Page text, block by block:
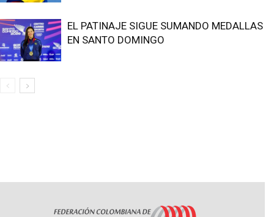
EL PATINAJE SIGUE SUMANDO MEDALLAS
EN SANTO DOMINGO